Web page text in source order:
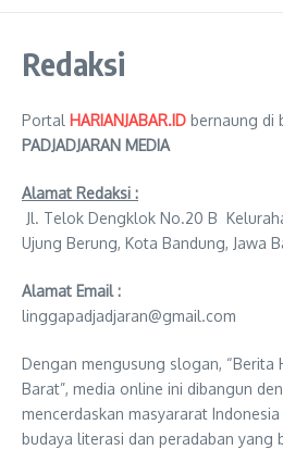
Redaksi
Portal HARIANJABAR.ID bernaung di
PADJADJARAN MEDIA
Alamat Redaksi :
Jl. Telok Dengklok No.20 B
Ujung Berung, Kota Bandung, Jawa
Alamat Email :
linggapadjadjaran@gmail.com
Dengan mengusung slogan, “Berita
Barat”, media online ini dibangun
mencerdaskan masyararat
budaya literasi dan peradaban yang